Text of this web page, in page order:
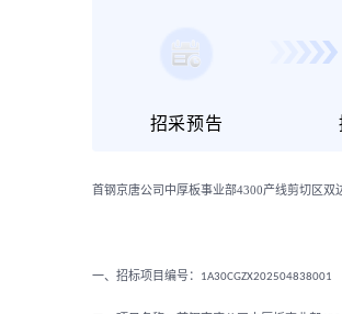
招采预告
首钢京唐公司中厚板事业部4300产线剪切区
一、招标项目编号： 1A30CGZX202504838001